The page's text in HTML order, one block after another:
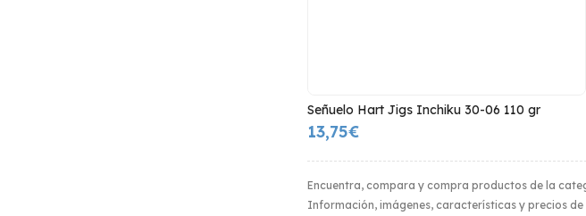
Encuentra, compara y compra productos de la
Información, imágenes, características y precios
Señuelo Hart Jigs Inchiku 30-06 110 gr
13,75€